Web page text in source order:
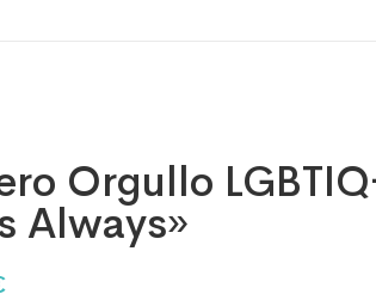
Orgullo
Always»